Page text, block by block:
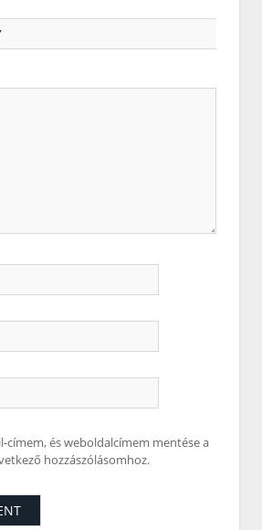
címem, és weboldalcímem mentése a
hozzászólásomhoz.